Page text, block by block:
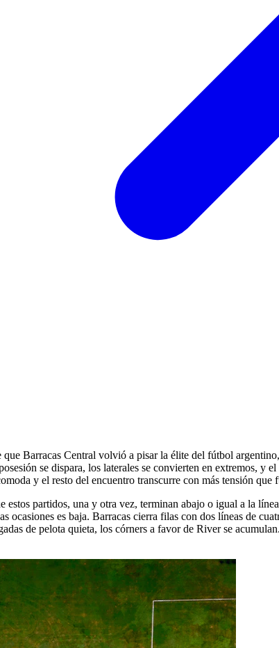
Barracas Central volvió a pisar la élite del fútbol
se dispara, los laterales se convierten en extremos, y
y el resto del encuentro transcurre con más tensión que
partidos, una y otra vez, terminan abajo o igual a la
ocasiones es baja. Barracas cierra filas con dos líneas de
de pelota quieta, los córners a favor de River se